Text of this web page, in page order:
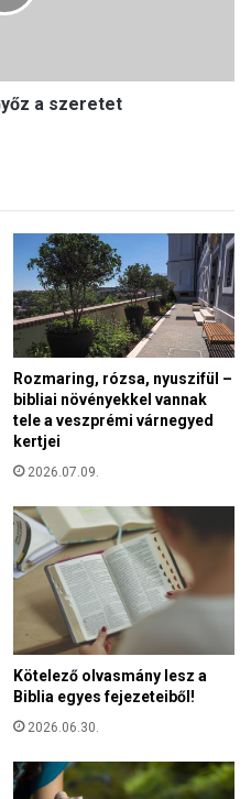
a szeretet
Rozmaring, rózsa, nyuszifül –
bibliai növényekkel vannak
tele a veszprémi várnegyed
kertjei
2026.07.09.
Kötelező olvasmány lesz a
Biblia egyes fejezeteiből!
2026.06.30.